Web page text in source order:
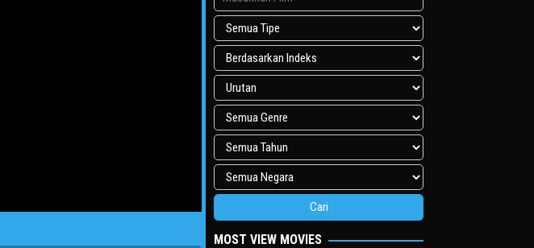
MOST VIEW MOVIES